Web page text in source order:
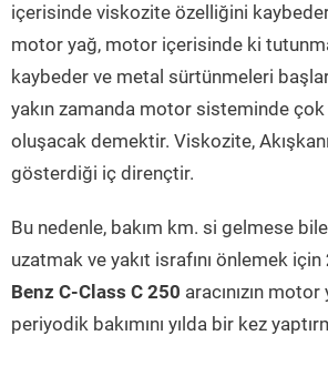
içerisinde viskozite özelliğini
motor yağ, motor içerisinde ki
kaybeder ve metal sürtünmeleri
yakın zamanda motor sisteminde
oluşacak demektir. Viskozite,
gösterdiği iç dirençtir.
Bu nedenle, bakım km. si gelmese
uzatmak ve yakıt israfını önlemek için
Benz C-Class C 250 aracınızın
periyodik bakımını yılda bir kez